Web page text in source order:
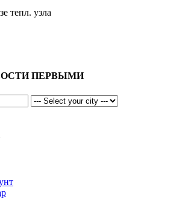
тепл. узла
ПЕРВЫМИ